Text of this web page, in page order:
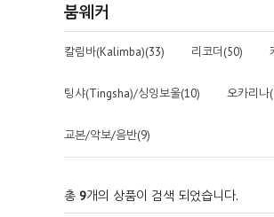
붐웨커
칼림바(Kalimba)(33) 리코더(50)
팅샤(Tingsha)/싱잉보울(10) 오카리나
교본/악보/음반(9)
총 9개의 상품이 검색 되었습니다.